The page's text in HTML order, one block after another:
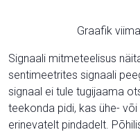
Graafik
Signaali mitmeteelisus
sentimeetrites signaali
signaal ei tule tugijaama
teekonda pidi, kas ühe-
erinevatelt pindadelt.